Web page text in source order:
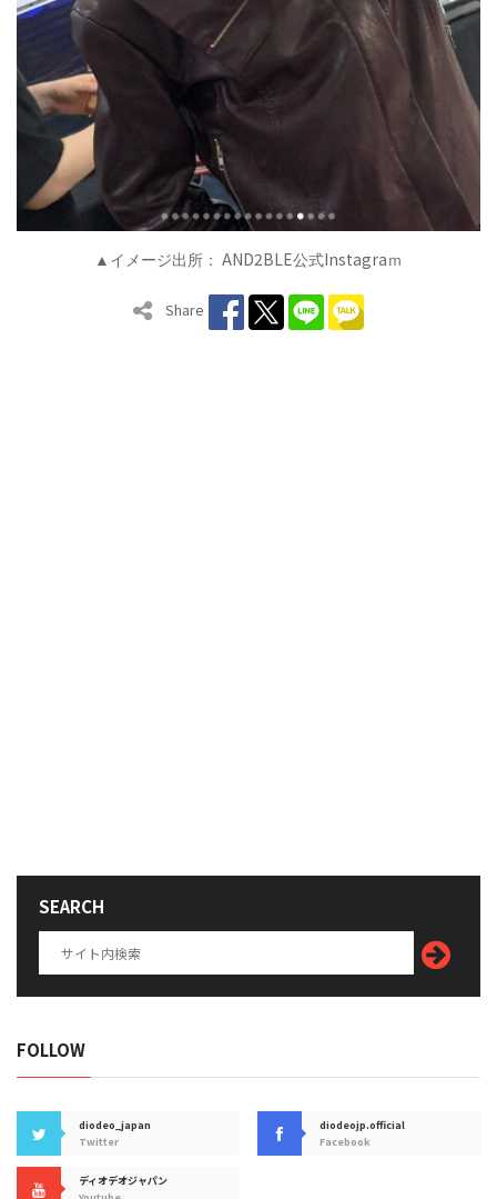
▲イメージ出所： AND2BLE公式Instagra ｍ
Share
SEARCH
FOLLOW
diodeo_japan
Twitter
diodeojp.official
Facebook
ディオデオジャパン